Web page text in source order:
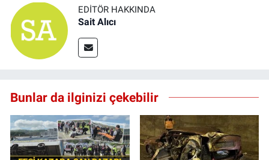
EDITÖR HAKKINDA
Sait Alıcı
Bunlar da ilginizi çekebilir